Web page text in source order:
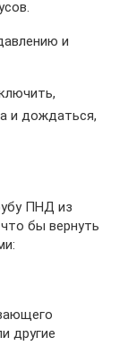
и
и дождаться,
ПНД из
бы вернуть
другие